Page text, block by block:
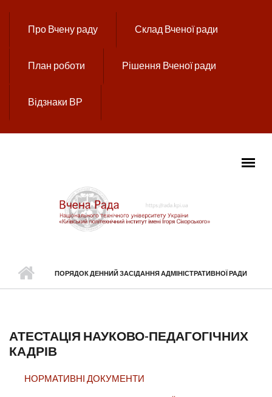
Про Вчену раду Склад Вченої ради
План роботи Рішення Вченої ради
Відзнаки ВР
ГОЛОВНЕ МЕНЮ
ПОРЯДОК ДЕННИЙ ЗАСІДАННЯ АДМІНІСТРАТИВНОЇ РАДИ
АТЕСТАЦІЯ НАУКОВО-ПЕДАГОГІЧНИХ
КАДРІВ
НОРМАТИВНІ ДОКУМЕНТИ